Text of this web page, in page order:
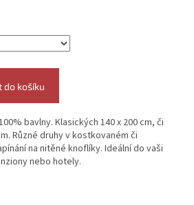
do košíku
bavlny. Klasických 140 x 200 cm, či
Různé druhy v kostkovaném či
na nitěné knoflíky. Ideální do vaši
nebo hotely.